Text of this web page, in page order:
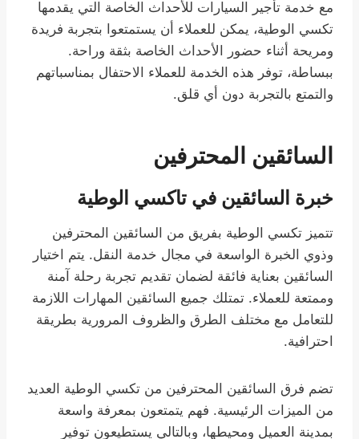
مع خدمة تأجير السيارات للأحداث الخاصة التي يقدمها
تكسي الوطية، يمكن للعملاء أن يستمتعوا بتجربة فريدة
ومريحة أثناء حضور الأحداث الخاصة بثقة وراحة.
ببساطة، توفر هذه الخدمة للعملاء الاحتفال بمناسباتهم
والتمتع بالتجربة دون أي قلق.
السائقين المحترفين
خبرة السائقين في تاكسي الوطية
تتميز تكسي الوطية بفريق من السائقين المحترفين
وذوي الخبرة الواسعة في مجال خدمة النقل. يتم اختيار
السائقين بعناية فائقة لضمان تقديم تجربة رحلة آمنة
وممتعة للعملاء. تمتلك جميع السائقين المهارات اللازمة
للتعامل مع مختلف الطرق والظروف المرورية بطريقة
احترافية.
تضم فرق السائقين المحترفين من تكسي الوطية العديد
من الميزات الرئيسية. فهم يتمتعون بمعرفة واسعة
بمدينة العميل ومحيطها، وبالتالي يستطيعون توفير